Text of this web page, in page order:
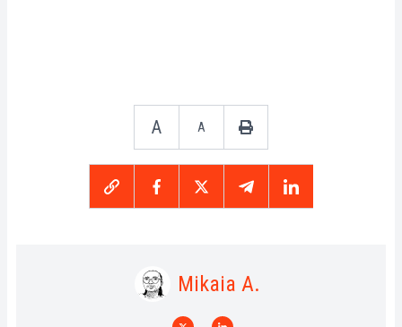
A A
Mikaia A.